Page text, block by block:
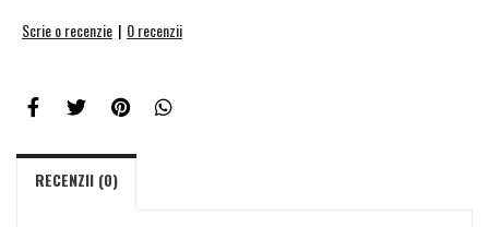
Scrie o recenzie | 0 recenzii
RECENZII (0)